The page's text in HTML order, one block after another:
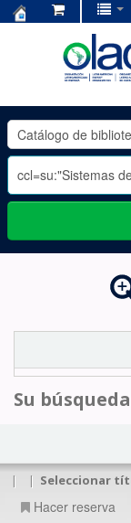
OLADE
-
Su
| | Seleccionar
Hacer reserva